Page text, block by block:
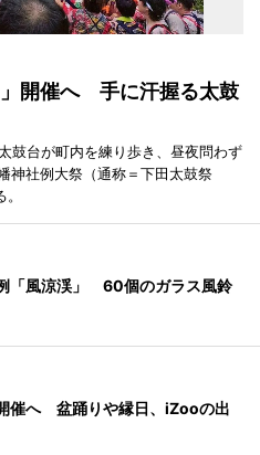
開催へ 手に汗握る太鼓
鼓台が町内を練り歩き、昼夜問わず
神社例大祭（通称＝下田太鼓祭
「風涼渓」 60個のガラス風鈴
催へ 盆踊りや縁日、iZooの出